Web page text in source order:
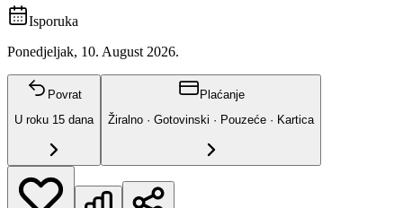
Isporuka
Ponedjeljak, 10. August 2026.
Povrat
U roku 15 dana
Plaćanje
Žiralno · Gotovinski · Pouzeće · Kartica